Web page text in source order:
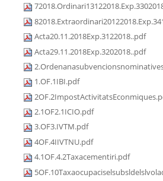
Acta20.11.2018Exp.3122018..pdf
Acta29.11.2018Exp.3202018..pdf
1.OF.1IBI.pdf
2.1OF2.1ICIO.pdf
3.OF3.IVTM.pdf
4OF.4IIVTNU.pdf
4.1OF.4.2Taxacementiri.pdf